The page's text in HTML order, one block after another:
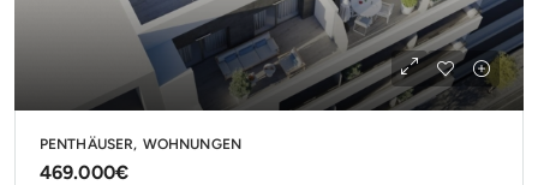
PENTHÄUSER, WOHNUNGEN
469.000€